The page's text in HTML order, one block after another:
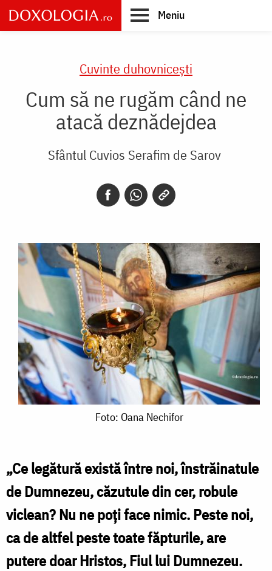
Skip
to
main
Meniu
Cuvinte duhovnicești
Cum să ne rugăm când ne
atacă deznădejdea
Sfântul Cuvios Serafim de Sarov
Foto: Oana Nechifor
„Ce legătură există între noi, înstrăinatule
de Dumnezeu, căzutule din cer, robule
viclean? Nu ne poţi face nimic. Peste noi,
ca de altfel peste toate făpturile, are
putere doar Hristos, Fiul lui Dumnezeu.